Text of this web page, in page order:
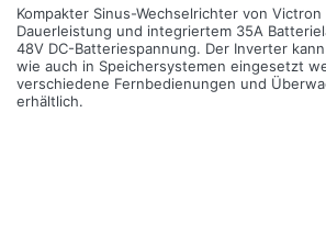
Kompakter Sinus-Wechselrichter von Victron
Dauerleistung und integriertem 35A
48V DC-Batteriespannung. Der Inverter
wie auch in Speichersystemen eingesetzt
verschiedene Fernbedienungen und
erhältlich.